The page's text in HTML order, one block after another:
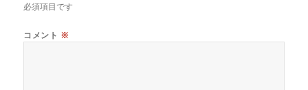
必須項目です
コメント ※